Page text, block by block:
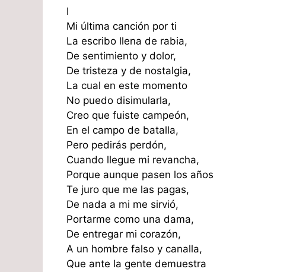
I
Mi última canción por ti
La escribo llena de rabia,
De sentimiento y dolor,
De tristeza y de nostalgia,
La cual en este momento
No puedo disimularla,
Creo que fuiste campeón,
En el campo de batalla,
Pero pedirás perdón,
Cuando llegue mi revancha,
Porque aunque pasen los años
Te juro que me las pagas,
De nada a mi me sirvió,
Portarme como una dama,
De entregar mi corazón,
A un hombre falso y canalla,
Que ante la gente demuestra